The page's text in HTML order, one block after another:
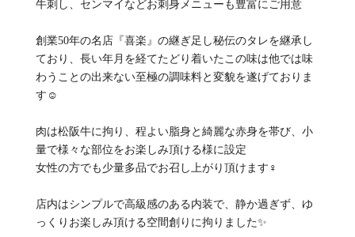
牛刺し、センマイなどお刺身メニューも豊富にご用意
創業50年の名店『喜楽』の継ぎ足し秘伝のタレを継承し
ており、長い年月を経てたどり着いたこの味は他では味
わうことの出来ない至極の調味料と変貌を遂げておりま
す☺️
肉は松阪牛に拘り、程よい脂身と綺麗な赤身を帯び、小
量で様々な部位をお楽しみ頂ける様に設定
女性の方でも少量多品でお召し上がり頂けます‍♀️
店内はシンプルで高級感のある内装で、静か過ぎず、ゆ
っくりお楽しみ頂ける空間創りに拘りました✨